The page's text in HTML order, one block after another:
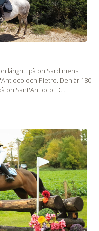
långritt på ön Sardiniens
och Pietro. Den är 180
ön Sant'Antioco. D...